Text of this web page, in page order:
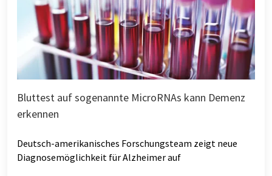
Bluttest auf sogenannte MicroRNAs kann Demenz
erkennen
Deutsch-amerikanisches Forschungsteam zeigt neue
Diagnosemöglichkeit für Alzheimer auf